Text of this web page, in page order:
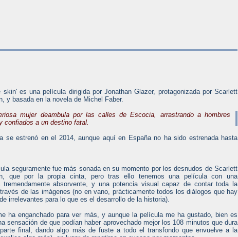
skin' es una película dirigida por Jonathan Glazer, protagonizada por Scarlett
y basada en la novela de Michel Faber.
mujer deambula por las calles de Escocia, arrastrando a hombres
confiados a un destino fatal.
se estrenó en el 2014, aunque aquí en España no ha sido estrenada hasta
seguramente fue más sonada en su momento por los desnudos de Scarlett
que por la propia cinta, pero tras ello tenemos una película con una
tremendamente absorvente, y una potencia visual capaz de contar toda la
de las imágenes (no en vano, prácticamente todos los diálogos que hay
irrelevantes para lo que es el desarrollo de la historia).
ha enganchado para ver más, y aunque la película me ha gustado, bien es
sensación de que podían haber aprovechado mejor los 108 minutos que dura
final, dando algo más de fuste a todo el transfondo que envuelve a la